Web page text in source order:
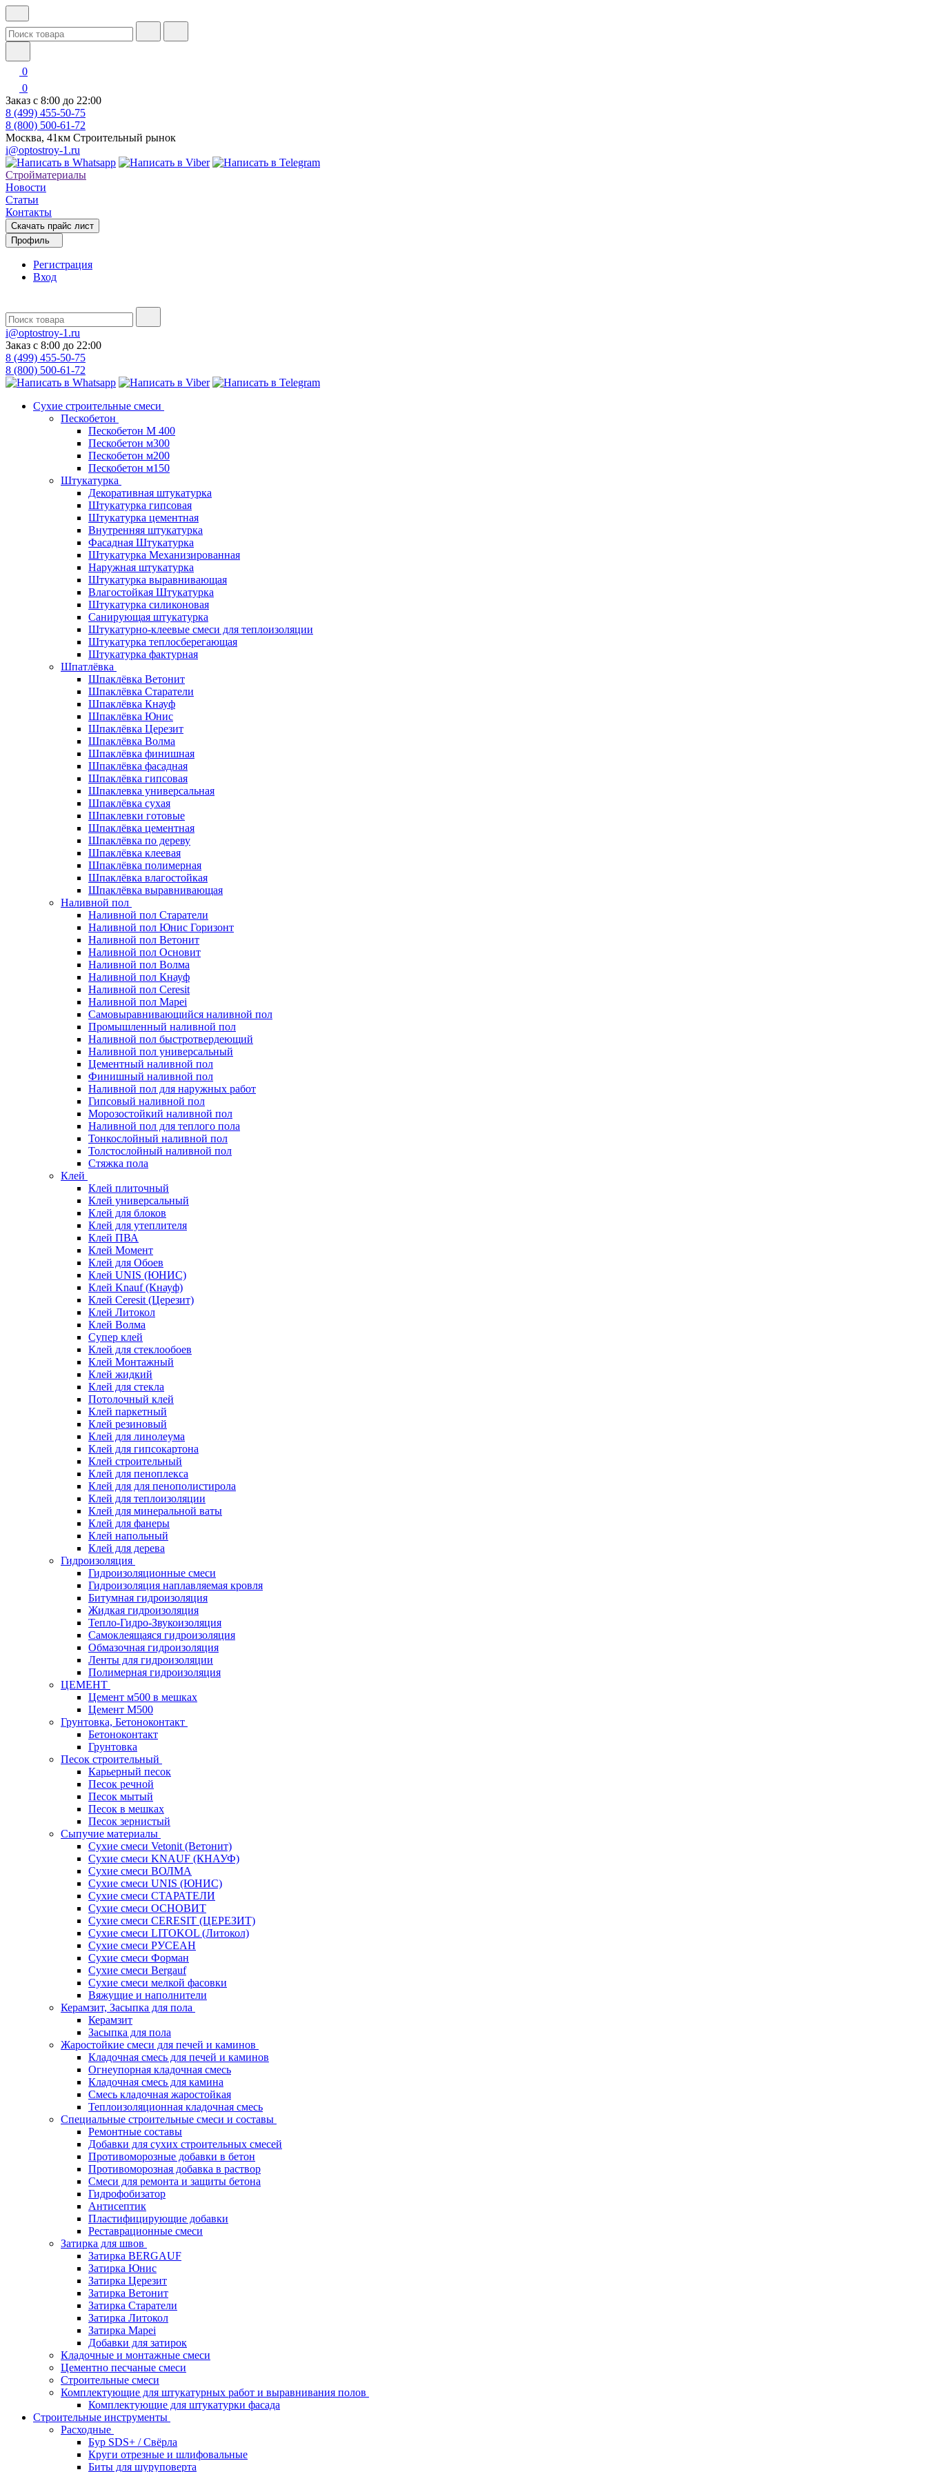
0
0
Заказ с 8:00 до 22:00
8 (499) 455-50-75
8 (800) 500-61-72
Москва, 41км Строительный рынок
i@optostroy-1.ru
Стройматериалы
Новости
Статьи
Контакты
Скачать прайс лист
Профиль
Регистрация
Вход
i@optostroy-1.ru
Заказ с 8:00 до 22:00
8 (499) 455-50-75
8 (800) 500-61-72
Сухие строительные смеси
Пескобетон
Пескобетон М 400
Пескобетон м300
Пескобетон м200
Пескобетон м150
Штукатурка
Декоративная штукатурка
Штукатурка гипсовая
Штукатурка цементная
Внутренняя штукатурка
Фасадная Штукатурка
Штукатурка Механизированная
Наружная штукатурка
Штукатурка выравнивающая
Влагостойкая Штукатурка
Штукатурка силиконовая
Санирующая штукатурка
Штукатурно-клеевые смеси для теплоизоляции
Штукатурка теплосберегающая
Штукатурка фактурная
Шпатлёвка
Шпаклёвка Ветонит
Шпаклёвка Старатели
Шпаклёвка Кнауф
Шпаклёвка Юнис
Шпаклёвка Церезит
Шпаклёвка Волма
Шпаклёвка финишная
Шпаклёвка фасадная
Шпаклёвка гипсовая
Шпаклевка универсальная
Шпаклёвка сухая
Шпаклевки готовые
Шпаклёвка цементная
Шпаклёвка по дереву
Шпаклёвка клеевая
Шпаклёвка полимерная
Шпаклёвка влагостойкая
Шпаклёвка выравнивающая
Наливной пол
Наливной пол Старатели
Наливной пол Юнис Горизонт
Наливной пол Ветонит
Наливной пол Основит
Наливной пол Волма
Наливной пол Кнауф
Наливной пол Ceresit
Наливной пол Mapei
Самовыравнивающийся наливной пол
Промышленный наливной пол
Наливной пол быстротвердеющий
Наливной пол универсальный
Цементный наливной пол
Финишный наливной пол
Наливной пол для наружных работ
Гипсовый наливной пол
Морозостойкий наливной пол
Наливной пол для теплого пола
Тонкослойный наливной пол
Толстослойный наливной пол
Стяжка пола
Клей
Клей плиточный
Клей универсальный
Клей для блоков
Клей для утеплителя
Клей ПВА
Клей Момент
Клей для Обоев
Клей UNIS (ЮНИС)
Клей Knauf (Кнауф)
Клей Ceresit (Церезит)
Клей Литокол
Клей Волма
Супер клей
Клей для стеклообоев
Клей Монтажный
Клей жидкий
Клей для стекла
Потолочный клей
Клей паркетный
Клей резиновый
Клей для линолеума
Клей для гипсокартона
Клей строительный
Клей для пеноплекса
Клей для для пенополистирола
Клей для теплоизоляции
Клей для минеральной ваты
Клей для фанеры
Клей напольный
Клей для дерева
Гидроизоляция
Гидроизоляционные смеси
Гидроизоляция наплавляемая кровля
Битумная гидроизоляция
Жидкая гидроизоляция
Тепло-Гидро-Звукоизоляция
Самоклеящаяся гидроизоляция
Обмазочная гидроизоляция
Ленты для гидроизоляции
Полимерная гидроизоляция
ЦЕМЕНТ
Цемент м500 в мешках
Цемент М500
Грунтовка, Бетоноконтакт
Бетоноконтакт
Грунтовка
Песок строительный
Карьерный песок
Песок речной
Песок мытый
Песок в мешках
Песок зернистый
Сыпучие материалы
Сухие смеси Vetonit (Ветонит)
Сухие смеси KNAUF (КНАУФ)
Сухие смеси ВОЛМА
Сухие смеси UNIS (ЮНИС)
Сухие смеси СТАРАТЕЛИ
Сухие смеси ОСНОВИТ
Сухие смеси СERESIT (ЦЕРЕЗИТ)
Сухие смеси LITOKOL (Литокол)
Сухие смеси РУСЕАН
Сухие смеси Форман
Сухие смеси Bergauf
Сухие смеси мелкой фасовки
Вяжущие и наполнители
Керамзит, Засыпка для пола
Керамзит
Засыпка для пола
Жаростойкие смеси для печей и каминов
Кладочная смесь для печей и каминов
Огнеупорная кладочная смесь
Кладочная смесь для камина
Смесь кладочная жаростойкая
Теплоизоляционная кладочная смесь
Специальные строительные смеси и составы
Ремонтные составы
Добавки для сухих строительных смесей
Противоморозные добавки в бетон
Противоморозная добавка в раствор
Смеси для ремонта и защиты бетона
Гидрофобизатор
Антисептик
Пластифицирующие добавки
Реставрационные смеси
Затирка для швов
Затирка BERGAUF
Затирка Юнис
Затирка Церезит
Затирка Ветонит
Затирка Старатели
Затирка Литокол
Затирка Mapei
Добавки для затирок
Кладочные и монтажные смеси
Цементно песчаные смеси
Строительные смеси
Комплектующие для штукатурных работ и выравнивания полов
Комплектующие для штукатурки фасада
Строительные инструменты
Расходные
Бур SDS+ / Свёрла
Круги отрезные и шлифовальные
Биты для шуруповерта